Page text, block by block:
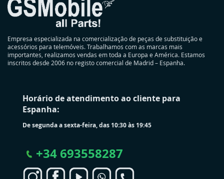
Empresa especializada na comercialização de peças de substituição e
acessórios para telemóveis. Trabalhamos com as marcas mais
importantes, realizamos vendas em toda a Europa e América. Estamos
inscritos desde 2006 no registo comercial de Madrid – Espanha.
Horário de atendimento ao cliente para
Espanha:
De segunda a sexta-feira, das 10:30 às 19:45
+34 693558287